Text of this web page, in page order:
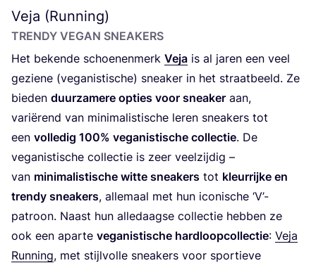
Veja (Running)
TREN­DY VEGAN SNEAKERS
Het beken­de schoe­nen­merk Veja is al jaren een veel
gezie­ne (vega­nis­ti­sche) snea­ker in het straat­beeld. Ze
bie­den duur­za­me­re opties voor snea­ker aan,
vari­ë­rend van mini­ma­lis­ti­sche leren snea­kers tot
een vol­le­dig 100% vega­nis­ti­sche col­lec­tie. De
vega­nis­ti­sche col­lec­tie is zeer veel­zij­dig –
van mini­ma­lis­ti­sche wit­te snea­kers tot kleur­rij­ke en
tren­dy snea­kers, alle­maal met hun ico­ni­sche ‘V’-
patroon. Naast hun alle­daag­se col­lec­tie heb­ben ze
ook een apar­te vega­nis­ti­sche hard­loop­col­lec­tie: Veja
Run­ning, met stijl­vol­le snea­kers voor spor­tie­ve